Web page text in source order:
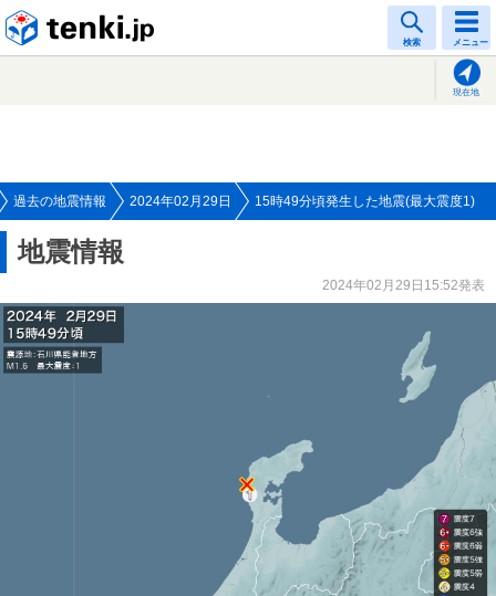
検索 メニュー
現在地
過去の地震情報 2024年02月29日 15時49分頃発生した地震(最大震度1)
地震情報
2024年02月29日15:52発表